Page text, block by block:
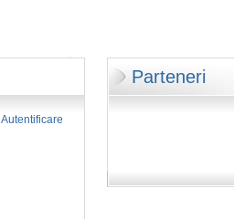
Parteneri
Autentificare